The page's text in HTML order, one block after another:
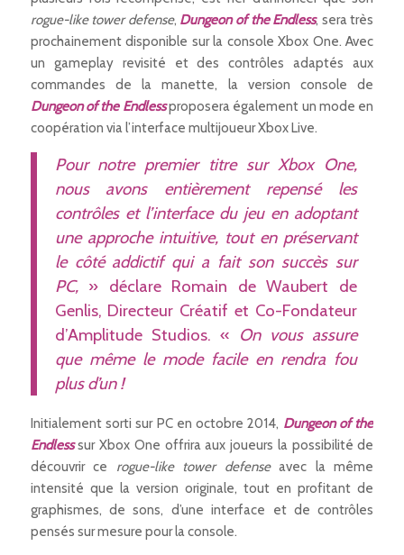
rogue-like tower defense, Dungeon of the Endless, sera très
prochainement disponible sur la console Xbox One. Avec
un gameplay revisité et des contrôles adaptés aux
commandes de la manette, la version console de
Dungeon of the Endlessproposera également un mode en
coopération via l’interface multijoueur Xbox Live.
Pour notre premier titre sur Xbox One,
nous avons entièrement repensé les
contrôles et l’interface du jeu en adoptant
une approche intuitive, tout en préservant
le côté addictif qui a fait son succès sur
PC, » déclare Romain de Waubert de
Genlis, Directeur Créatif et Co-Fondateur
d’Amplitude Studios. « On vous assure
que même le mode facile en rendra fou
plus d’un !
Initialement sorti sur PC en octobre 2014, Dungeon of the
Endlesssur Xbox One offrira aux joueurs la possibilité de
découvrir ce rogue-like tower defenseavec la même
intensité que la version originale, tout en profitant de
graphismes, de sons, d’une interface et de contrôles
pensés sur mesure pour la console.